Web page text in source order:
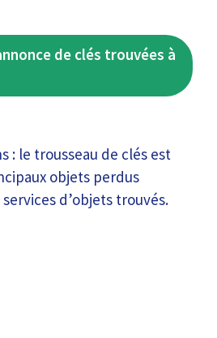
de clés trouvées à
: le trousseau de clés est
objets perdus
d’objets trouvés.